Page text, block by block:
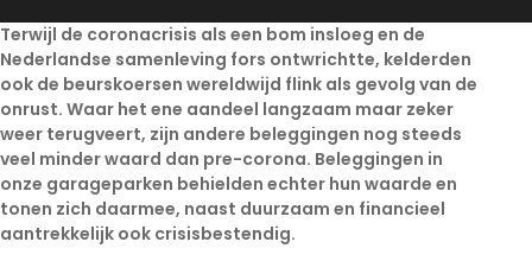
Terwijl de coronacrisis als een bom insloeg en de
Nederlandse samenleving fors ontwrichtte, kelderden
ook de beurskoersen wereldwijd flink als gevolg van de
onrust. Waar het ene aandeel langzaam maar zeker
weer terugveert, zijn andere beleggingen nog steeds
veel minder waard dan pre-corona. Beleggingen in
onze garageparken behielden echter hun waarde en
tonen zich daarmee, naast duurzaam en financieel
aantrekkelijk ook crisisbestendig.